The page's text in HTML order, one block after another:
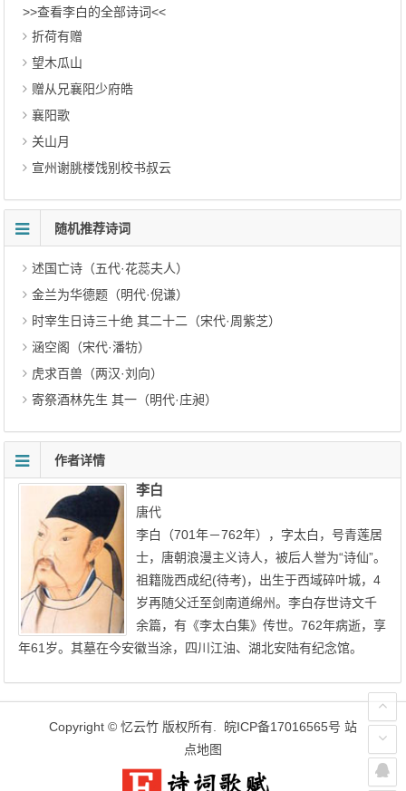
>>查看李白的全部诗词<<
折荷有赠
望木瓜山
赠从兄襄阳少府皓
襄阳歌
关山月
宣州谢脁楼饯别校书叔云
随机推荐诗词
述国亡诗（五代·花蕊夫人）
金兰为华德题（明代·倪谦）
时宰生日诗三十绝 其二十二（宋代·周紫芝）
涵空阁（宋代·潘牥）
虎求百兽（两汉·刘向）
寄祭酒林先生 其一（明代·庄昶）
作者详情
李白
唐代
李白（701年－762年），字太白，号青莲居
士，唐朝浪漫主义诗人，被后人誉为“诗仙”。
祖籍陇西成纪(待考)，出生于西域碎叶城，4
岁再随父迁至剑南道绵州。李白存世诗文千
余篇，有《李太白集》传世。762年病逝，享
年61岁。其墓在今安徽当涂，四川江油、湖北安陆有纪念馆。
Copyright © 忆云竹 版权所有. 皖ICP备17016565号 站
点地图